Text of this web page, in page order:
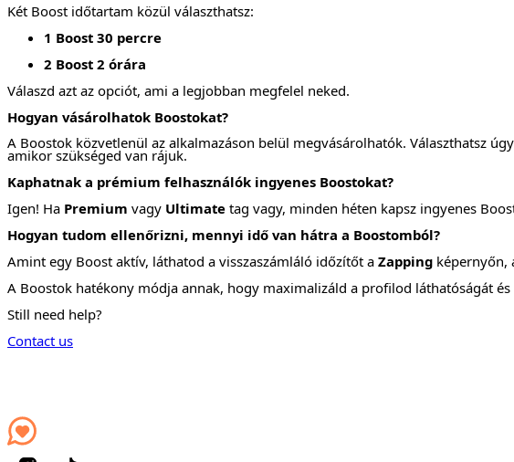
Két Boost időtartam közül választhatsz:
1 Boost 30 percre
2 Boost 2 órára
Válaszd azt az opciót, ami a legjobban megfelel neked.
Hogyan vásárolhatok Boostokat?
A Boostok közvetlenül az alkalmazáson belül megvásárolhatók. Választhatsz
amikor szükséged van rájuk.
Kaphatnak a prémium felhasználók ingyenes Boostokat?
Igen! Ha Premium vagy Ultimate tag vagy, minden héten kapsz ingyenes
Hogyan tudom ellenőrizni, mennyi idő van hátra a Boostomból?
Amint egy Boost aktív, láthatod a visszaszámláló időzítőt a Zapping képernyőn,
A Boostok hatékony módja annak, hogy maximalizáld a profilod láthatóságát
Still need help?
Contact us